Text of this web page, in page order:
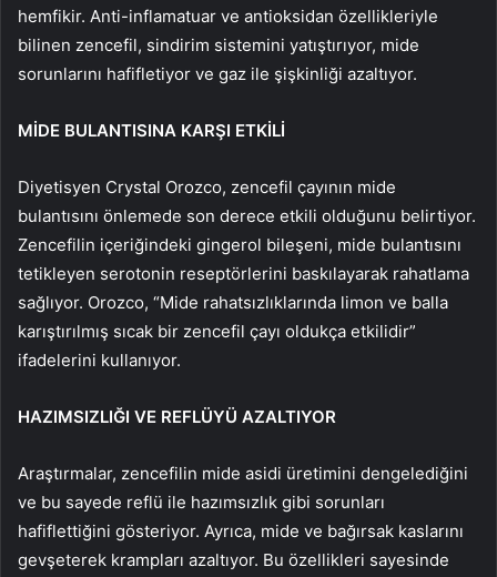
hemfikir. Anti-inflamatuar ve antioksidan özellikleriyle
bilinen zencefil, sindirim sistemini yatıştırıyor, mide
sorunlarını hafifletiyor ve gaz ile şişkinliği azaltıyor.
MİDE BULANTISINA KARŞI ETKİLİ
Diyetisyen Crystal Orozco, zencefil çayının mide
bulantısını önlemede son derece etkili olduğunu belirtiyor.
Zencefilin içeriğindeki gingerol bileşeni, mide bulantısını
tetikleyen serotonin reseptörlerini baskılayarak rahatlama
sağlıyor. Orozco, “Mide rahatsızlıklarında limon ve balla
karıştırılmış sıcak bir zencefil çayı oldukça etkilidir”
ifadelerini kullanıyor.
HAZIMSIZLIĞI VE REFLÜYÜ AZALTIYOR
Araştırmalar, zencefilin mide asidi üretimini dengelediğini
ve bu sayede reflü ile hazımsızlık gibi sorunları
hafiflettiğini gösteriyor. Ayrıca, mide ve bağırsak kaslarını
gevşeterek krampları azaltıyor. Bu özellikleri sayesinde